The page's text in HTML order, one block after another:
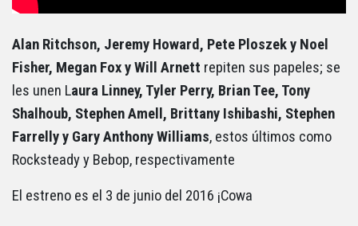
Alan Ritchson, Jeremy Howard, Pete Ploszek y Noel
Fisher, Megan Fox y Will Arnett repiten sus papeles; se
les unen Laura Linney, Tyler Perry, Brian Tee, Tony
Shalhoub, Stephen Amell, Brittany Ishibashi, Stephen
Farrelly y Gary Anthony Williams, estos últimos como
Rocksteady y Bebop, respectivamente
El estreno es el 3 de junio del 2016 ¡Cowa